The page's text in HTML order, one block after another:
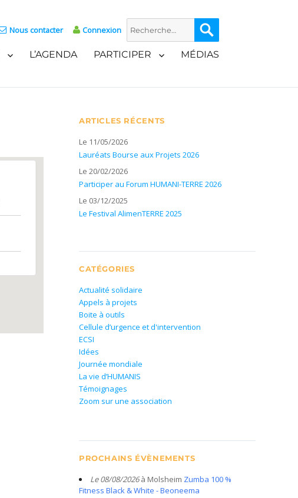
Nous contacter Connexion
Recherche
pour :
L’AGENDA PARTICIPER MÉDIAS
ARTICLES RÉCENTS
Le 11/05/2026
Lauréats Bourse aux Projets 2026
Le 20/02/2026
Participer au Forum HUMANI-TERRE 2026
Le 03/12/2025
Le Festival AlimenTERRE 2025
CATÉGORIES
Actualité solidaire
Appels à projets
Boite à outils
Cellule d’urgence et d'intervention
ECSI
Idées
Journée mondiale
La vie d’HUMANIS
Témoignages
Zoom sur une association
PROCHAINS ÉVÈNEMENTS
Le 08/08/2026à Molsheim Zumba 100 %
Fitness Black & White - Beoneema